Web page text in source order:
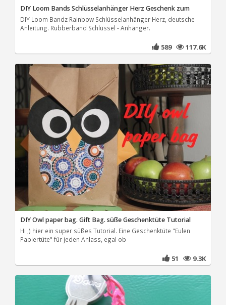
DIY Loom Bands Schlüsselanhänger Herz Geschenk zum
DIY Loom Bandz Rainbow Schlüsselanhänger Herz, deutsche
Anleitung. Rubberband Schlüssel - Anhänger.
589 117.6K
DIY Owl paper bag. Gift Bag. süße Geschenktüte Tutorial
Hi ;) hier ein super süßes Tutorial. Eine Geschenktüte "Eulen
Papiertüte" für jeden Anlass, egal ob
51 9.3K